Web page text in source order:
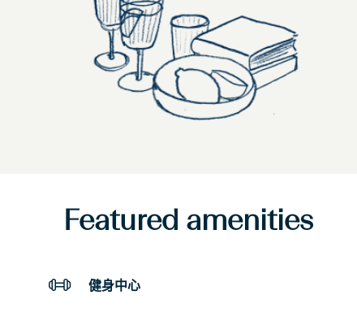
Featured amenities
健身中心